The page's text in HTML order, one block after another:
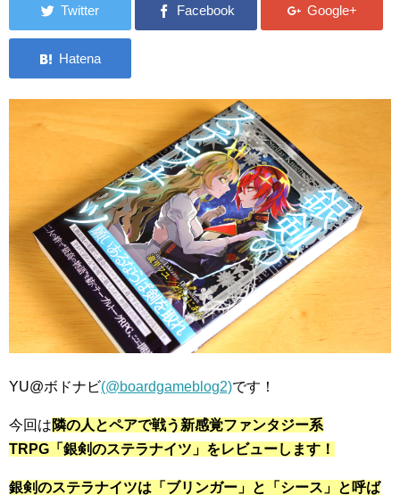
YU@ボドナビ(@boardgameblog2)です！
今回は隣の人とペアで戦う新感覚ファンタジー系
TRPG「銀剣のステラナイツ」をレビューします！
銀剣のステラナイツは「ブリンガー」と「シース」と呼ば